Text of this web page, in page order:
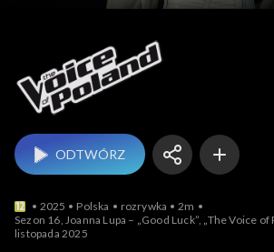
ODTWÓRZ
2025 Polska rozrywka
2m
Sezon 16, Joanna Lupa – „Good Luck”, „The Voice of
listopada 2025